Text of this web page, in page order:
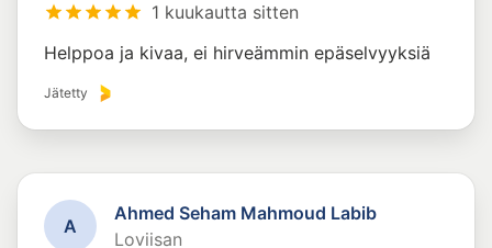
1 kuukautta sitten
Helppoa ja kivaa, ei hirveämmin epäselvyyksiä
Jätetty
A
Ahmed Seham Mahmoud Labib
Loviisan